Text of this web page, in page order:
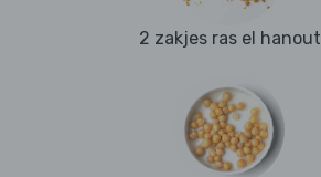
2 zakjes ras el hanout